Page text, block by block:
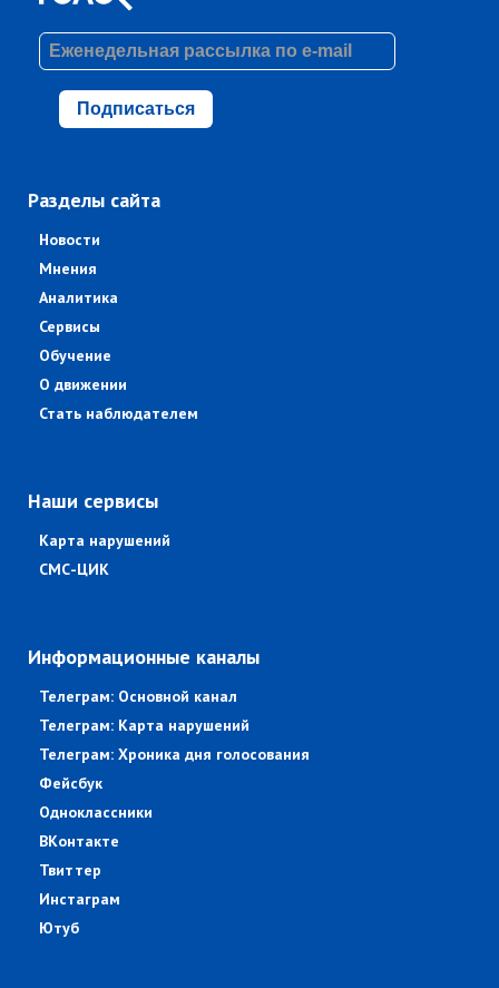
Подписаться
Разделы сайта
Новости
Мнения
Аналитика
Сервисы
Обучение
О движении
Стать наблюдателем
Наши сервисы
Карта нарушений
СМС-ЦИК
Информационные каналы
Телеграм: Основной канал
Телеграм: Карта нарушений
Телеграм: Хроника дня голосования
Фейсбук
Одноклассники
ВКонтакте
Твиттер
Инстаграм
Ютуб